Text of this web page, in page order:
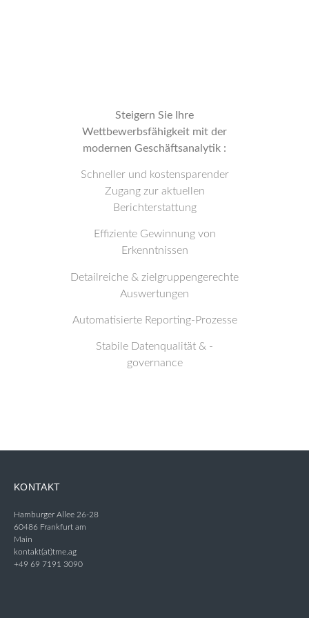
Steigern Sie Ihre
Wettbewerbsfähigkeit mit der
modernen Geschäftsanalytik :
Schneller und kostensparender
Zugang zur aktuellen
Berichterstattung
Effiziente Gewinnung von
Erkenntnissen
Detailreiche & zielgruppengerechte
Auswertungen
Automatisierte Reporting-Prozesse
Stabile Datenqualität & -
governance
KONTAKT
Hamburger Allee 26-28
60486 Frankfurt am
Main
kontakt(at)tme.ag
+49 69 7191 3090